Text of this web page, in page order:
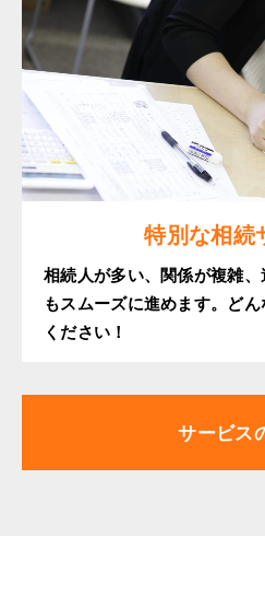
特別な相続
相続人が多い、関係が複雑
もスムーズに進めます。ど
ください！
サービス